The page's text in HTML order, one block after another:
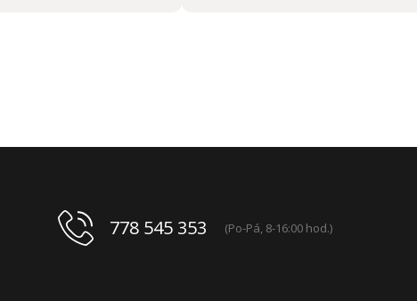
778 545 353 (Po-Pá, 8-16:00 hod.)